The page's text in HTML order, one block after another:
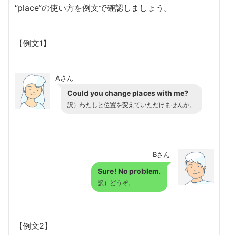
“place”の使い方を例文で確認しましょう。
【例文1】
Aさん
Could you change places with me?
訳）わたしと位置を変えていただけませんか。
Bさん
Sure! No problem.
訳）どうぞ。
【例文2】